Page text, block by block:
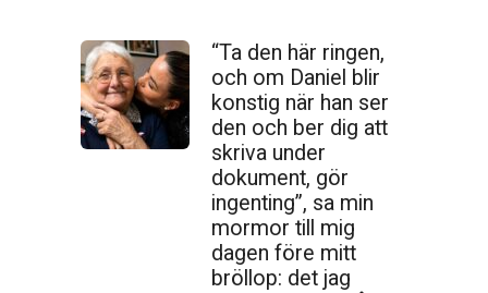
“Ta den här ringen,
och om Daniel blir
konstig när han ser
den och ber dig att
skriva under
dokument, gör
ingenting”, sa min
mormor till mig
dagen före mitt
bröllop: det jag